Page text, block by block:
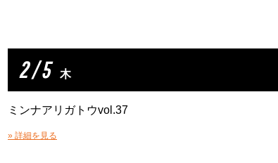
2 / 5 木
ミンナアリガトウvol.37
» 詳細を見る